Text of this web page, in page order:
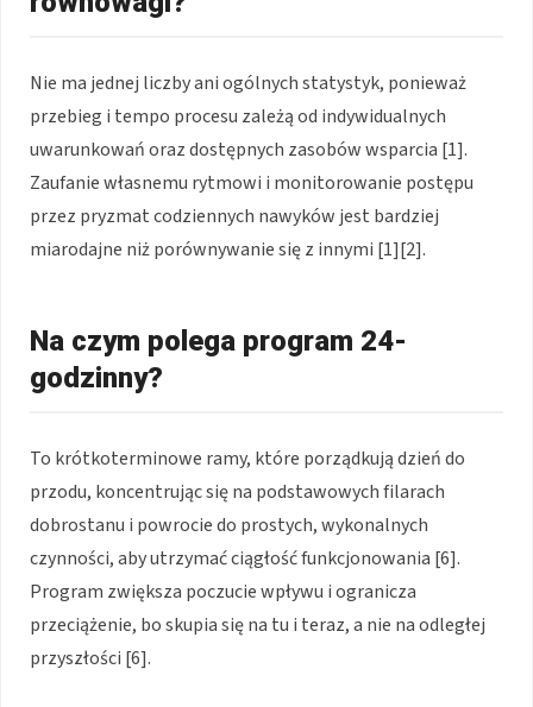
Nie ma jednej liczby ani ogólnych statystyk, ponieważ
przebieg i tempo procesu zależą od indywidualnych
uwarunkowań oraz dostępnych zasobów wsparcia [1].
Zaufanie własnemu rytmowi i monitorowanie postępu
przez pryzmat codziennych nawyków jest bardziej
miarodajne niż porównywanie się z innymi [1][2].
Na czym polega program 24-
godzinny?
To krótkoterminowe ramy, które porządkują dzień do
przodu, koncentrując się na podstawowych filarach
dobrostanu i powrocie do prostych, wykonalnych
czynności, aby utrzymać ciągłość funkcjonowania [6].
Program zwiększa poczucie wpływu i ogranicza
przeciążenie, bo skupia się na tu i teraz, a nie na odległej
przyszłości [6].